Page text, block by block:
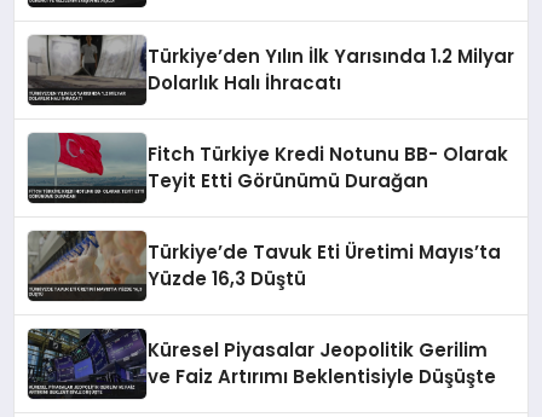
Türkiye’den Yılın İlk Yarısında 1.2 Milyar
Dolarlık Halı İhracatı
Fitch Türkiye Kredi Notunu BB- Olarak
Teyit Etti Görünümü Durağan
Türkiye’de Tavuk Eti Üretimi Mayıs’ta
Yüzde 16,3 Düştü
Küresel Piyasalar Jeopolitik Gerilim
ve Faiz Artırımı Beklentisiyle Düşüşte